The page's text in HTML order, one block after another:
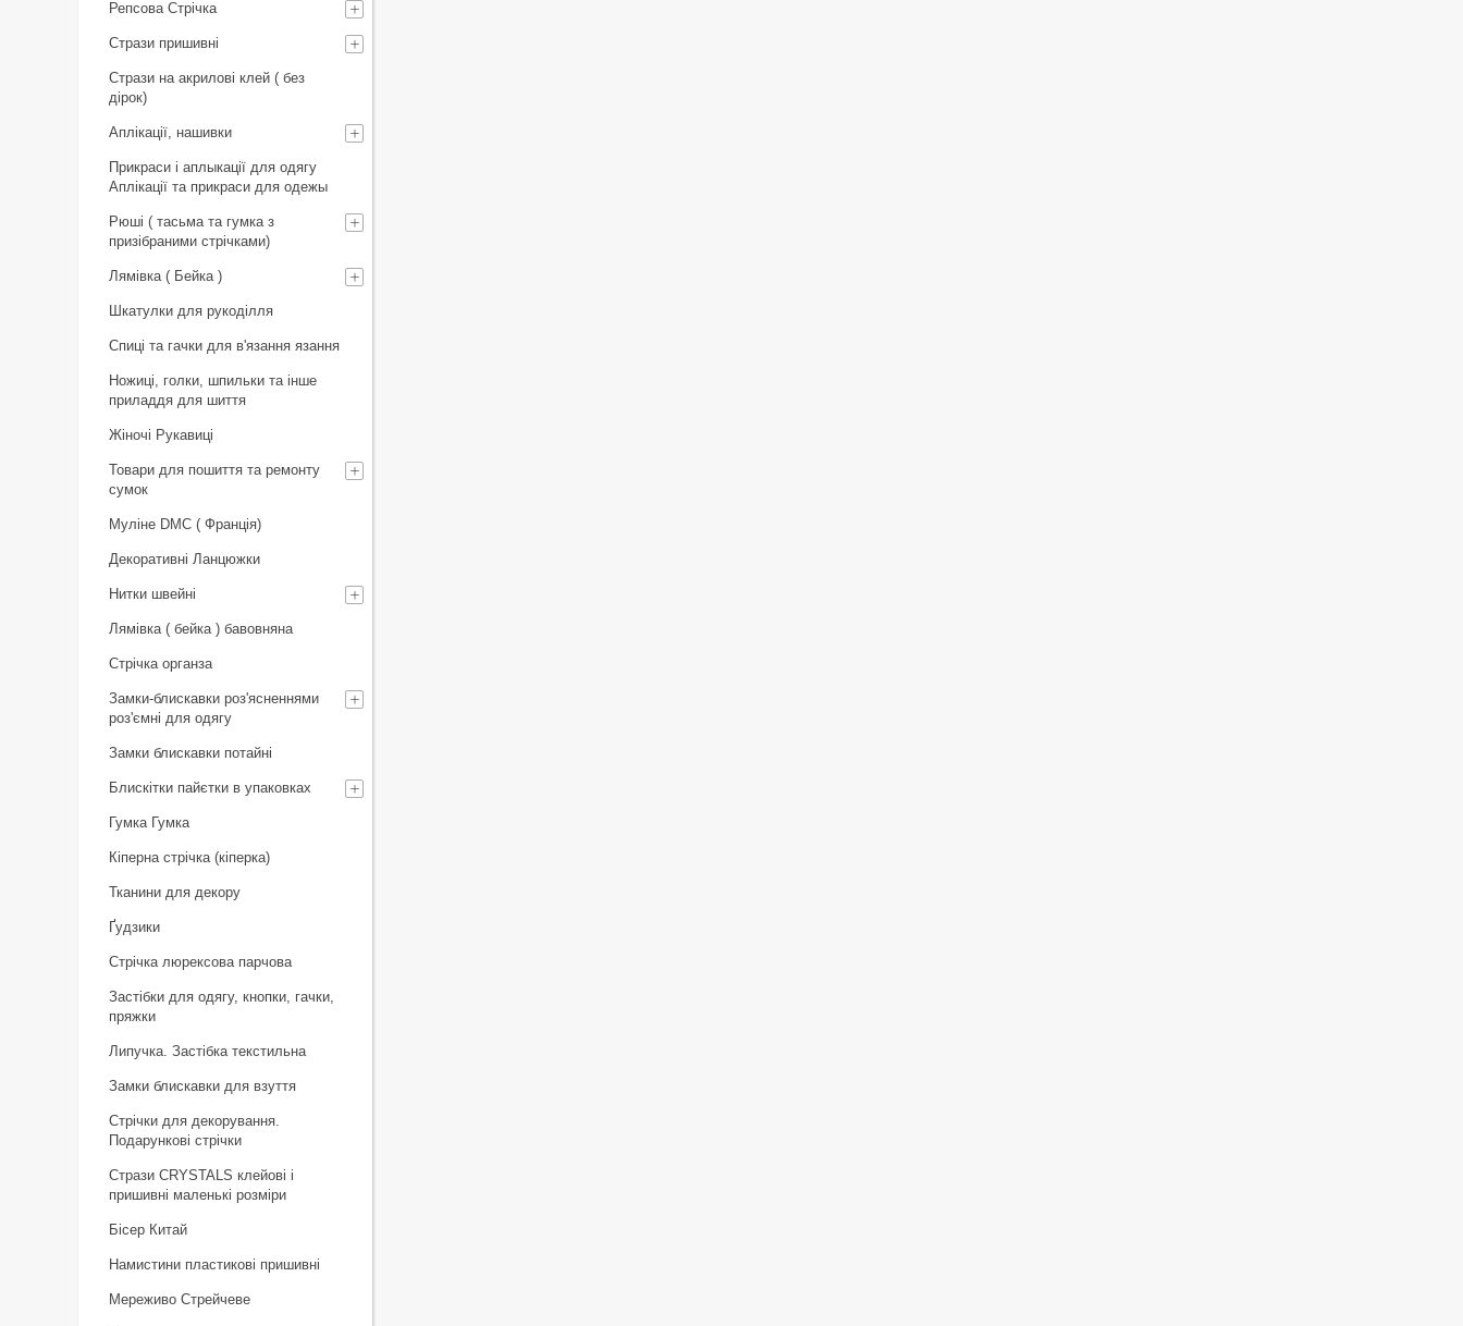
Репсова Стрічка
Стрази пришивні
Стрази на акрилові клей ( без
дірок)
Аплікації, нашивки
Прикраси і аплыкації для одягу
Аплікації та прикраси для одежы
Рюші ( тасьма та гумка з
призібраними стрічками)
Лямівка ( Бейка )
Шкатулки для рукоділля
Спиці та гачки для в'язання язання
Ножиці, голки, шпильки та інше
приладдя для шиття
Жіночі Рукавиці
Товари для пошиття та ремонту
сумок
Муліне DMC ( Франція)
Декоративні Ланцюжки
Нитки швейні
Лямівка ( бейка ) бавовняна
Стрічка органза
Замки-блискавки роз'ясненнями
роз'ємні для одягу
Замки блискавки потайні
Блискітки пайєтки в упаковках
Гумка Гумка
Кіперна стрічка (кіперка)
Тканини для декору
Ґудзики
Стрічка люрексова парчова
Застібки для одягу, кнопки, гачки,
пряжки
Липучка. Застібка текстильна
Замки блискавки для взуття
Стрічки для декорування.
Подарункові стрічки
Стрази CRYSTALS клейові і
пришивні маленькі розміри
Бісер Китай
Намистини пластикові пришивні
Мереживо Стрейчеве